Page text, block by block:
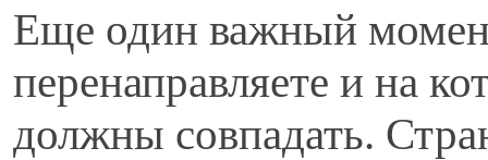
Еще один важный
перенаправляете и на
должны совпадать.